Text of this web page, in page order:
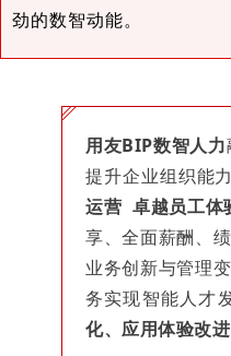
劲的数智动能。
用友BIP数智人力
提升企业组织能
运营 卓越员工体
享、全面薪酬、
业务创新与管理
务实现智能人才
化、应用体验改